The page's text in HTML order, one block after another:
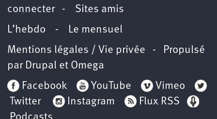
connecter- Sites amis
L’hebdo -
Le mensuel
Mentions légales / Vie privée - Propulsé
par Drupal et Omega
Facebook
YouTube
Vimeo
Twitter
Instagram
Flux RSS